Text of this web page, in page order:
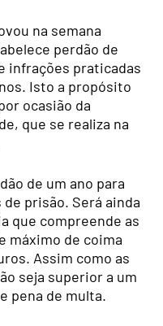
na semana
perdão de
infrações praticadas
Isto a propósito
ocasião da
que se realiza na
de um ano para
prisão. Será ainda
que compreende as
máximo de coima
Assim como as
seja superior a um
pena de multa.